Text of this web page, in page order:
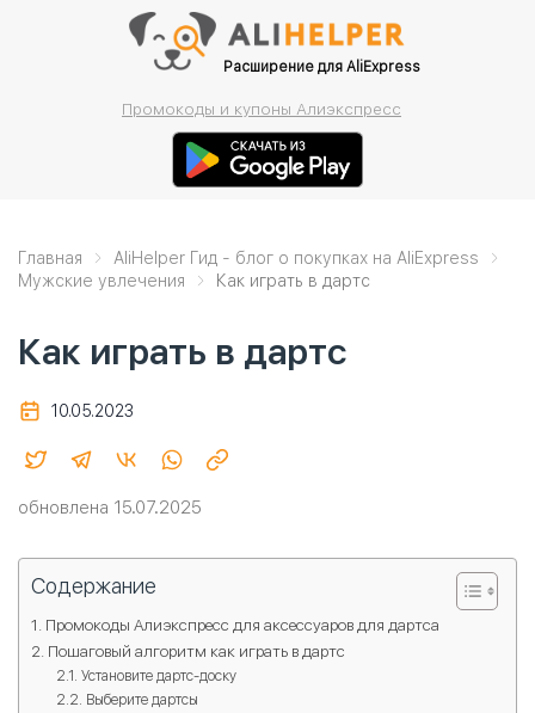
Расширение для AliExpress
Промокоды и купоны Алиэкспресс
Главная
AliHelper Гид - блог о покупках на AliExpress
Мужские увлечения
Как играть в дартс
Как играть в дартс
10.05.2023
обновлена 15.07.2025
Содержание
Промокоды Алиэкспресс для аксессуаров для дартса
Пошаговый алгоритм как играть в дартс
Установите дартс-доску
Выберите дартсы